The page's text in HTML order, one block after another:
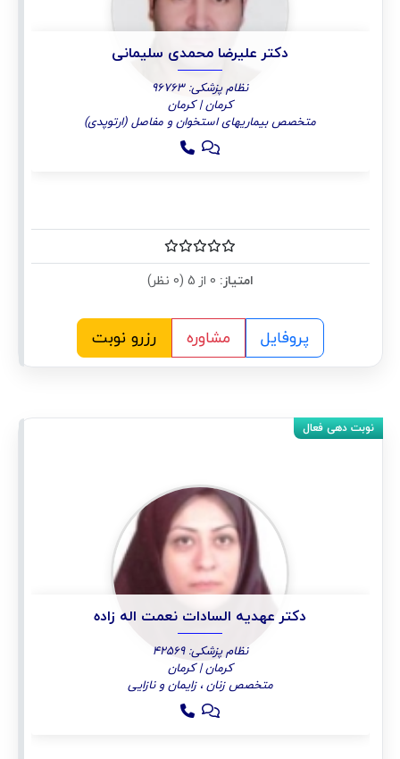
دکتر علیرضا محمدی سلیمانی
نظام پزشکی: 96763
کرمان | کرمان
متخصص بیماریهای استخوان و مفاصل (ارتوپدی)
امتیاز:
پروفایل مشاوره رزرو نوبت
دکتر عهدیه السادات نعمت اله زاده
نظام پزشکی: 42569
کرمان | کرمان
متخصص زنان ، زایمان و نازایی